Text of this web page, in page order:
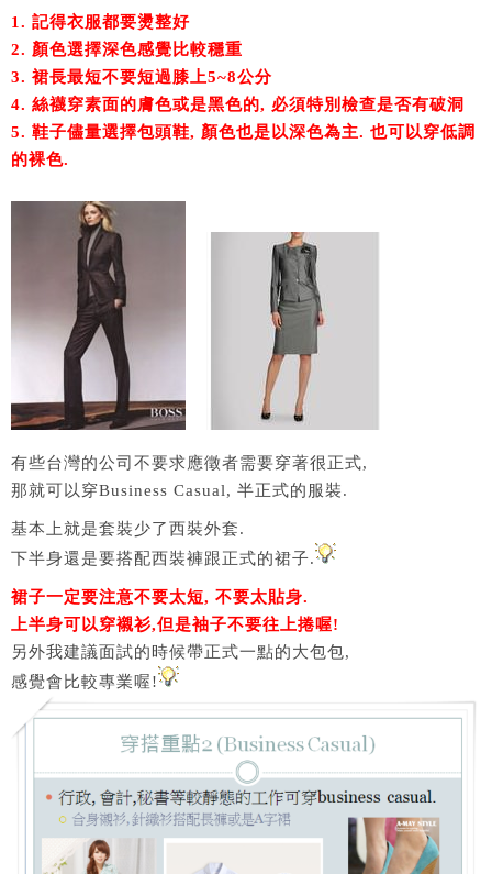
1. 記得衣服都要燙整好
2. 顏色選擇深色感覺比較穩重
3. 裙長最短不要短過膝上5~8公分
4. 絲襪穿素面的膚色或是黑色的, 必須特別檢查是否有破洞
5. 鞋子儘量選擇包頭鞋, 顏色也是以深色為主. 也可以穿低調
的裸色.
有些台灣的公司不要求應徵者需要穿著很正式,
那就可以穿Business Casual, 半正式的服裝.
基本上就是套裝少了西裝外套.
下半身還是要搭配西裝褲跟正式的裙子.
裙子一定要注意不要太短, 不要太貼身.
上半身可以穿襯衫,但是袖子不要往上捲喔!
另外我建議面試的時候帶正式一點的大包包,
感覺會比較專業喔!